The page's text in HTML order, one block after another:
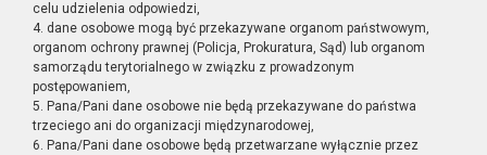
celu udzielenia odpowiedzi,
4. dane osobowe mogą być przekazywane organom państwowym,
organom ochrony prawnej (Policja, Prokuratura, Sąd) lub organom
samorządu terytorialnego w związku z prowadzonym
postępowaniem,
5. Pana/Pani dane osobowe nie będą przekazywane do państwa
trzeciego ani do organizacji międzynarodowej,
6. Pana/Pani dane osobowe będą przetwarzane wyłącznie przez